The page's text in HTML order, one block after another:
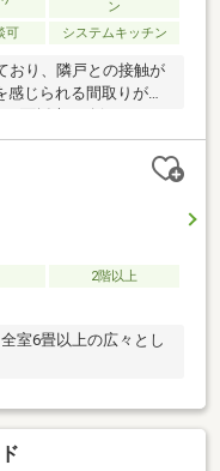
ン
可 システムキッチン
おり、隣戸との接触が
じられる間取りが特
く、明るく快適な居住
確保しやすい設計で、
まいです。 石垣東
日々の買い物や外出に
ような独立性と、マン
備えた住戸をぜひご検
2階以上
室6畳以上の広々とし